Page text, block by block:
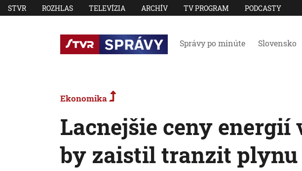
STVR ROZHLAS TELEVÍZIA ARCHÍV TV PROGRAM PODCASTY
Správy po minúte Slovensko
Ekonomika
Lacnejšie ceny energií
by zaistil tranzit plynu